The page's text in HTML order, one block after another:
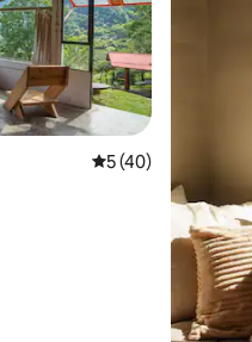
Évaluation
5 (40)